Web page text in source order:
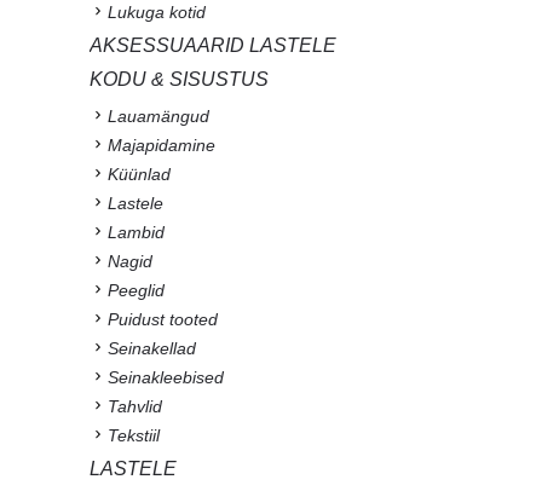
Lukuga kotid
AKSESSUAARID LASTELE
KODU & SISUSTUS
Lauamängud
Majapidamine
Küünlad
Lastele
Lambid
Nagid
Peeglid
Puidust tooted
Seinakellad
Seinakleebised
Tahvlid
Tekstiil
LASTELE